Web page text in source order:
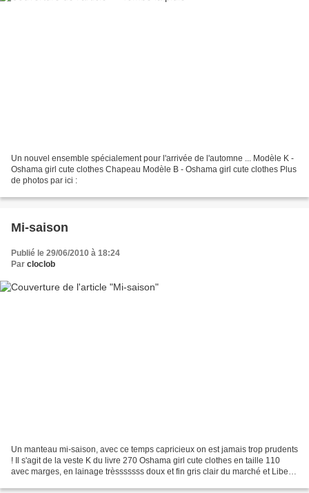
Un nouvel ensemble spécialement pour l'arrivée de l'automne ... Modèle K -
Oshama girl cute clothes Chapeau Modèle B - Oshama girl cute clothes Plus
de photos par ici :
Mi-saison
Publié le 29/06/2010 à 18:24
Par cloclob
Un manteau mi-saison, avec ce temps capricieux on est jamais trop prudents
! Il s'agit de la veste K du livre 270 Oshama girl cute clothes en taille 110
avec marges, en lainage trèsssssss doux et fin gris clair du marché et Liberty